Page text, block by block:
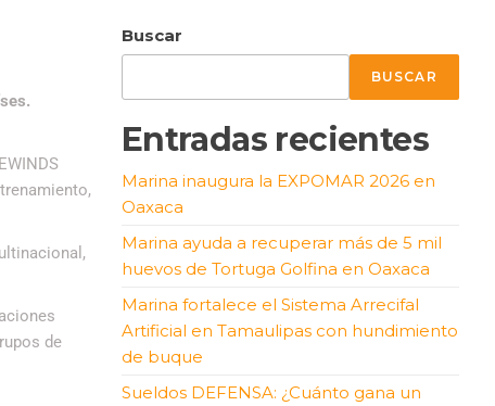
de
Buscar
BUSCAR
Entradas recientes
Marina inaugura la EXPOMAR 2026 en
Oaxaca
Marina ayuda a recuperar más de 5 mil
huevos de Tortuga Golfina en Oaxaca
Marina fortalece el Sistema Arrecifal
Artificial en Tamaulipas con hundimiento
de buque
Sueldos DEFENSA: ¿Cuánto gana un